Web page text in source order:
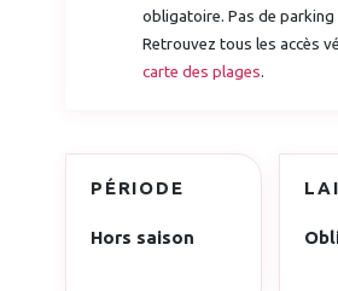
obligatoire. Pas de parking
Retrouvez tous les accès
carte des plages.
PÉRIODE
Hors saison